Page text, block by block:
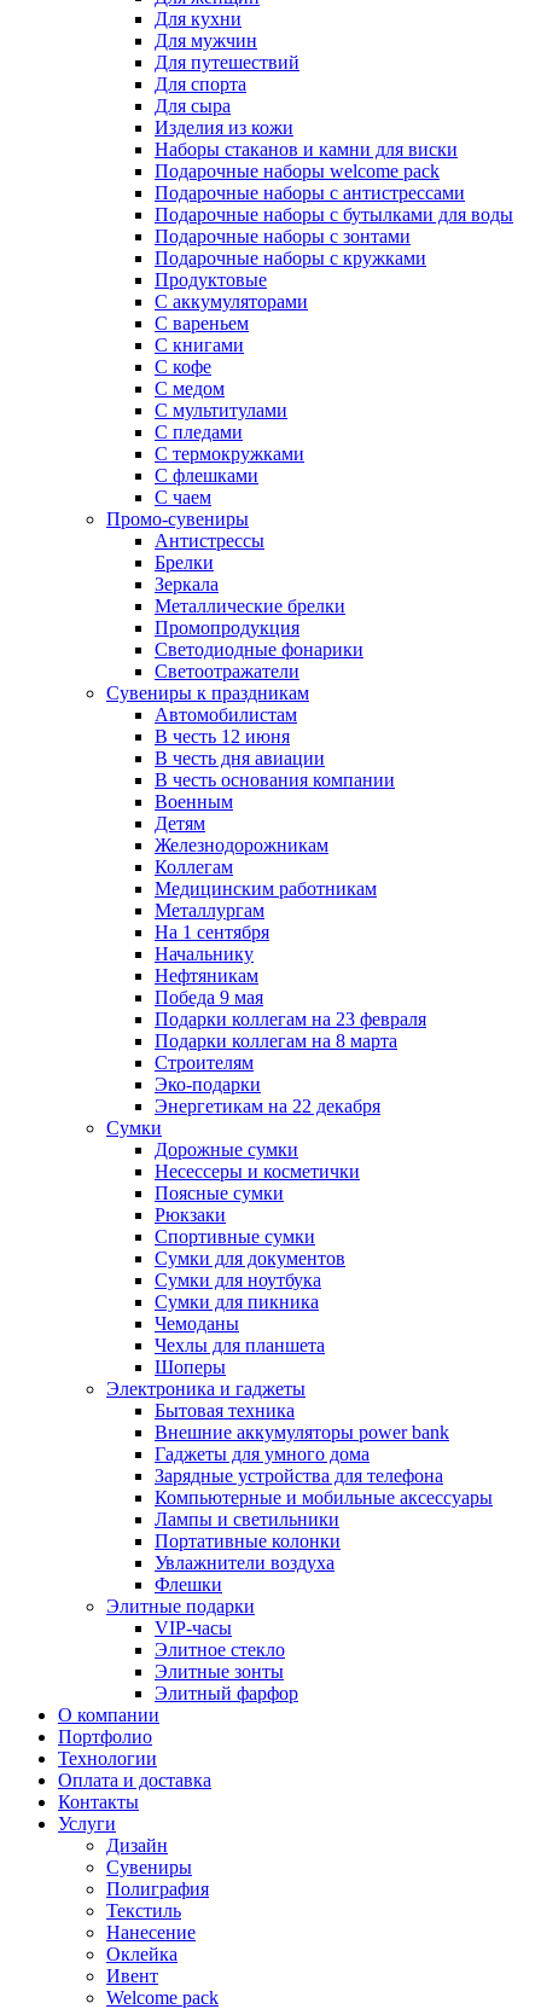
Для кухни
Для мужчин
Для путешествий
Для спорта
Для сыра
Изделия из кожи
Наборы стаканов и камни для виски
Подарочные наборы welcome pack
Подарочные наборы с антистрессами
Подарочные наборы с бутылками для воды
Подарочные наборы с зонтами
Подарочные наборы с кружками
Продуктовые
С аккумуляторами
С вареньем
С книгами
С кофе
С медом
С мультитулами
С пледами
С термокружками
С флешками
С чаем
Промо-сувениры
Антистрессы
Брелки
Зеркала
Металлические брелки
Промопродукция
Светодиодные фонарики
Светоотражатели
Сувениры к праздникам
Автомобилистам
В честь 12 июня
В честь дня авиации
В честь основания компании
Военным
Детям
Железнодорожникам
Коллегам
Медицинским работникам
Металлургам
На 1 сентября
Начальнику
Нефтяникам
Победа 9 мая
Подарки коллегам на 23 февраля
Подарки коллегам на 8 марта
Строителям
Эко-подарки
Энергетикам на 22 декабря
Сумки
Дорожные сумки
Несессеры и косметички
Поясные сумки
Рюкзаки
Спортивные сумки
Сумки для документов
Сумки для ноутбука
Сумки для пикника
Чемоданы
Чехлы для планшета
Шоперы
Электроника и гаджеты
Бытовая техника
Внешние аккумуляторы power bank
Гаджеты для умного дома
Зарядные устройства для телефона
Компьютерные и мобильные аксессуары
Лампы и светильники
Портативные колонки
Увлажнители воздуха
Флешки
Элитные подарки
VIP-часы
Элитное стекло
Элитные зонты
Элитный фарфор
О компании
Портфолио
Технологии
Оплата и доставка
Контакты
Услуги
Дизайн
Сувениры
Полиграфия
Текстиль
Нанесение
Оклейка
Ивент
Welcome pack